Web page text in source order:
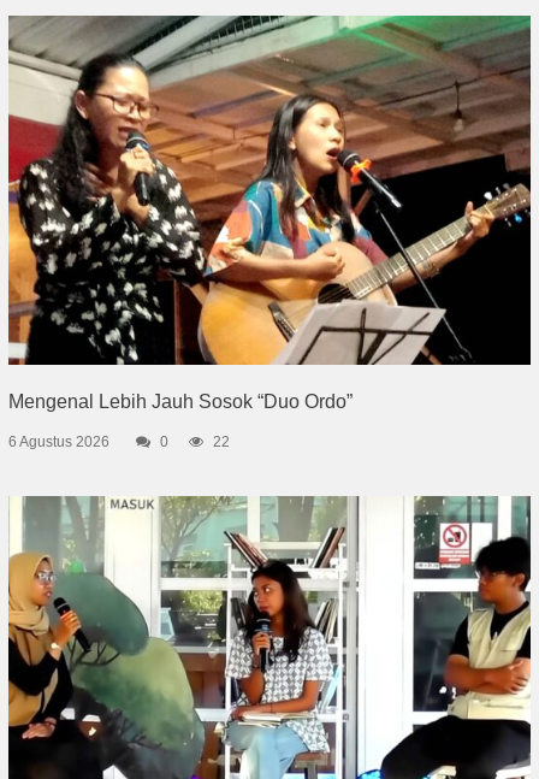
Mengenal Lebih Jauh Sosok “Duo Ordo”
6 Agustus 2026 0 22